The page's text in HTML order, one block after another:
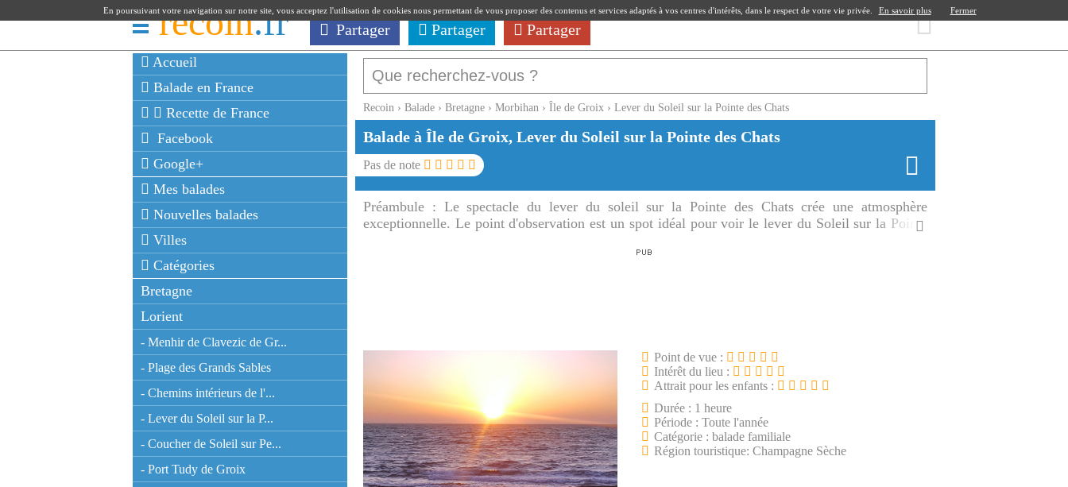
recoin.fr Partager Partager Partager
Accueil
Balade en France
Recette de France
Facebook
Google+
Mes balades
Nouvelles balades
Villes
Catégories
Bretagne
Lorient
- Menhir de Clavezic de Gr...
- Plage des Grands Sables
- Chemins intérieurs de l'...
- Lever du Soleil sur la P...
- Coucher de Soleil sur Pe...
- Port Tudy de Groix
Recoin › Balade › Bretagne › Morbihan › Île de Groix › Lever du Soleil sur la Pointe des Chats
Balade à Île de Groix, Lever du Soleil sur la Pointe des Chats
Pas de note
Préambule : Le spectacle du lever du soleil sur la Pointe des Chats crée une atmosphère
exceptionnelle. Le point d'observation est un spot idéal pour voir le lever du Soleil sur la Pointe
Point de vue :
Intérêt du lieu :
Attrait pour les enfants :
Durée : 1 heure
Période : Toute l'année
Catégorie : balade familiale
Région touristique: Champagne Sèche
En poursuivant votre navigation sur notre site, vous acceptez l'utilisation de cookies nous permettant de vous proposer des contenus et services adaptés à vos centres d'intérêts, dans le respect de votre vie privée. En savoir plus Fermer